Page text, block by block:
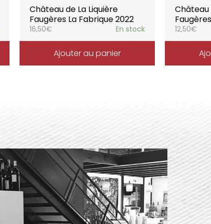
Château de La Liquière
Faugères La Fabrique 2022
16,50€ En stock
Ajouter au panier
Château
12,50€